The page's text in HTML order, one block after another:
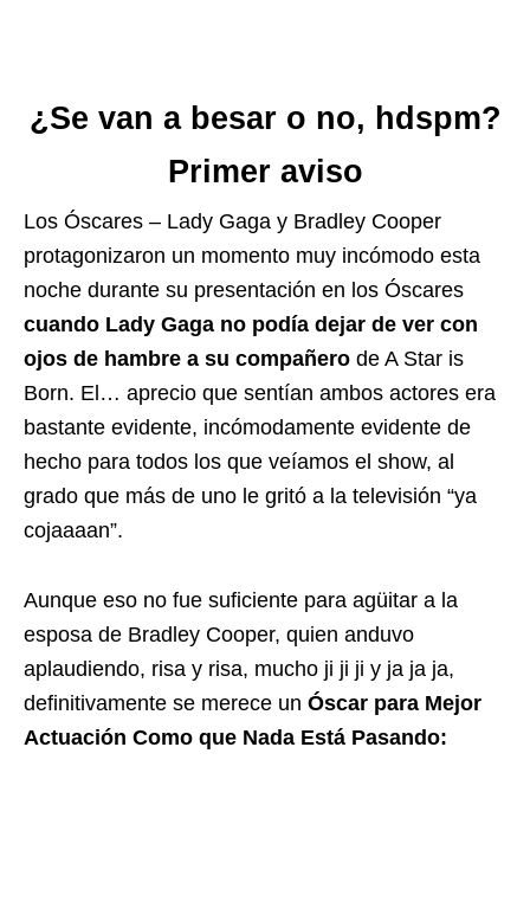
¿Se van a besar o no, hdspm?
Primer aviso
Los Óscares – Lady Gaga y Bradley Cooper
protagonizaron un momento muy incómodo esta
noche durante su presentación en los Óscares
cuando Lady Gaga no podía dejar de ver con
ojos de hambre a su compañero de A Star is
Born. El… aprecio que sentían ambos actores era
bastante evidente, incómodamente evidente de
hecho para todos los que veíamos el show, al
grado que más de uno le gritó a la televisión “ya
cojaaaan”.
Aunque eso no fue suficiente para agüitar a la
esposa de Bradley Cooper, quien anduvo
aplaudiendo, risa y risa, mucho ji ji ji y ja ja ja,
definitivamente se merece un Óscar para Mejor
Actuación Como que Nada Está Pasando: